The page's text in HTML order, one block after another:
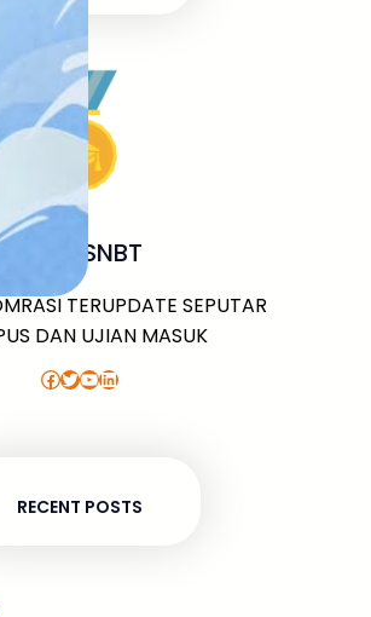
UTBK SNBT
TERUPDATE SEPUTAR
DAN UJIAN MASUK
Facebook Twitter YouTube LinkedIn
RECENT POSTS